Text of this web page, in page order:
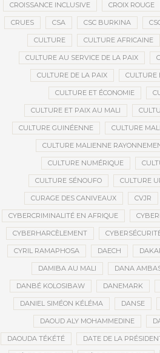
CROISSANCE INCLUSIVE CROIX ROUGE
CRUES CSA CSC BURKINA
CULTURE CULTURE AFRICAINE
CULTURE AU SERVICE DE LA PAIX
CULTURE DE LA PAIX CULTURE
CULTURE ET ÉCONOMIE
CULTURE ET PAIX AU MALI
CULTURE GUINÉENNE CULTURE MALI
CULTURE MALIENNE
CULTURE NUMÉRIQUE
CULTURE SÉNOUFO CULTURE
CURAGE DES CANIVEAUX CVJR
CYBERCRIMINALITÉ EN AFRIQUE
CYBERHARCÈLEMENT
CYRIL RAMAPHOSA DAECH
DAMIBA AU MALI DANA
DANBÉ KOLOSIBAW DANEMARK
DANIEL SIMÉON KÉLÉMA DANSE
DAOUD ALY MOHAMMEDINE
DAOUDA TÉKÉTÉ DATE DE LA